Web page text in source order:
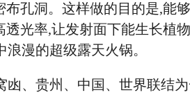
布孔洞。这样做的目的是,能
透光率,让发射面下能生长植
浪漫的超级露天火锅。
凼、贵州、中国、世界联结